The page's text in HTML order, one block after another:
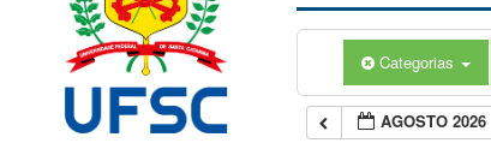
Categorias
AGOSTO 2026